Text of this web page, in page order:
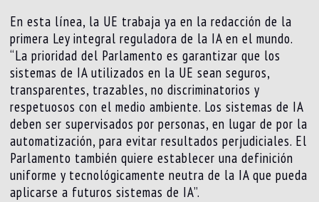
En esta línea, la UE trabaja ya en la redacción de la
primera Ley integral reguladora de la IA en el mundo.
“La prioridad del Parlamento es garantizar que los
sistemas de IA utilizados en la UE sean seguros,
transparentes, trazables, no discriminatorios y
respetuosos con el medio ambiente. Los sistemas de IA
deben ser supervisados por personas, en lugar de por la
automatización, para evitar resultados perjudiciales. El
Parlamento también quiere establecer una definición
uniforme y tecnológicamente neutra de la IA que pueda
aplicarse a futuros sistemas de IA”.